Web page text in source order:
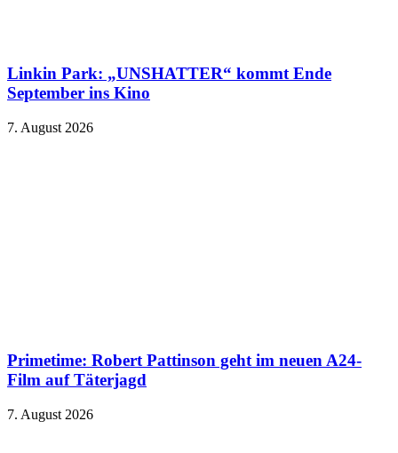
Linkin Park: „UNSHATTER“ kommt Ende
September ins Kino
7. August 2026
Primetime: Robert Pattinson geht im neuen A24-
Film auf Täterjagd
7. August 2026